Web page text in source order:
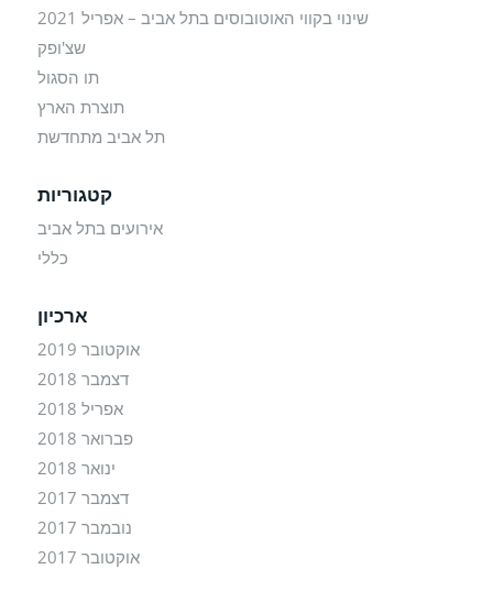
שינוי בקווי האוטובוסים בתל אביב – אפריל 2021
שצ'ופק
תו הסגול
תוצרת הארץ
תל אביב מתחדשת
קטגוריות
אירועים בתל אביב
כללי
ארכיון
אוקטובר 2019
דצמבר 2018
אפריל 2018
פברואר 2018
ינואר 2018
דצמבר 2017
נובמבר 2017
אוקטובר 2017